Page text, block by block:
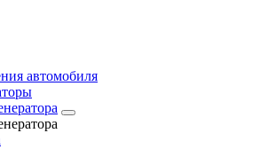
автомобиля